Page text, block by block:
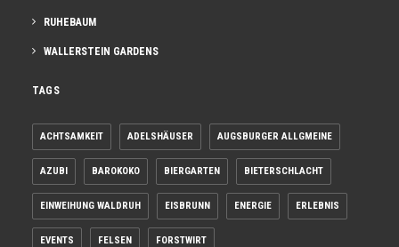
RUHEBAUM
WALLERSTEIN GARDENS
TAGS
ACHTSAMKEIT ADELSHÄUSER AUGSBURGER ALLGMEINE
AZUBI BAROKOKO BIERGARTEN BIETERSCHLACHT
EINWEIHUNG WALDRUH EISBRUNN ENERGIE ERLEBNIS
EVENTS FELSEN FORSTWIRT